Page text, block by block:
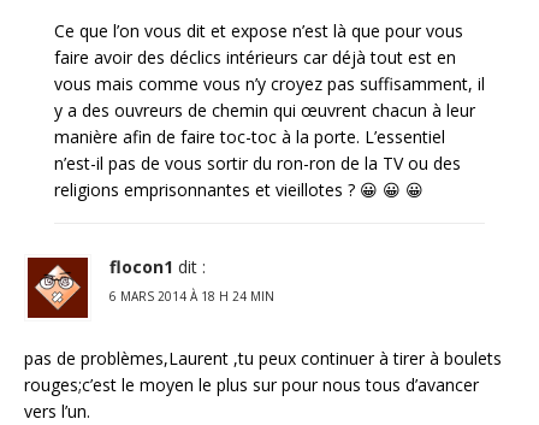
Ce que l’on vous dit et expose n’est là que pour vous
faire avoir des déclics intérieurs car déjà tout est en
vous mais comme vous n’y croyez pas suffisamment, il
y a des ouvreurs de chemin qui œuvrent chacun à leur
manière afin de faire toc-toc à la porte. L’essentiel
n’est-il pas de vous sortir du ron-ron de la TV ou des
religions emprisonnantes et vieillotes ? 😀 😀 😀
flocon1 dit :
6 MARS 2014 À 18 H 24 MIN
pas de problèmes,Laurent ,tu peux continuer à tirer à boulets
rouges;c’est le moyen le plus sur pour nous tous d’avancer
vers l’un.